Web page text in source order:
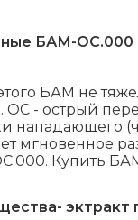
БАМ-ОС.000
БАМ не
- острый
нападающего
мгновенное
Купить
эктракт